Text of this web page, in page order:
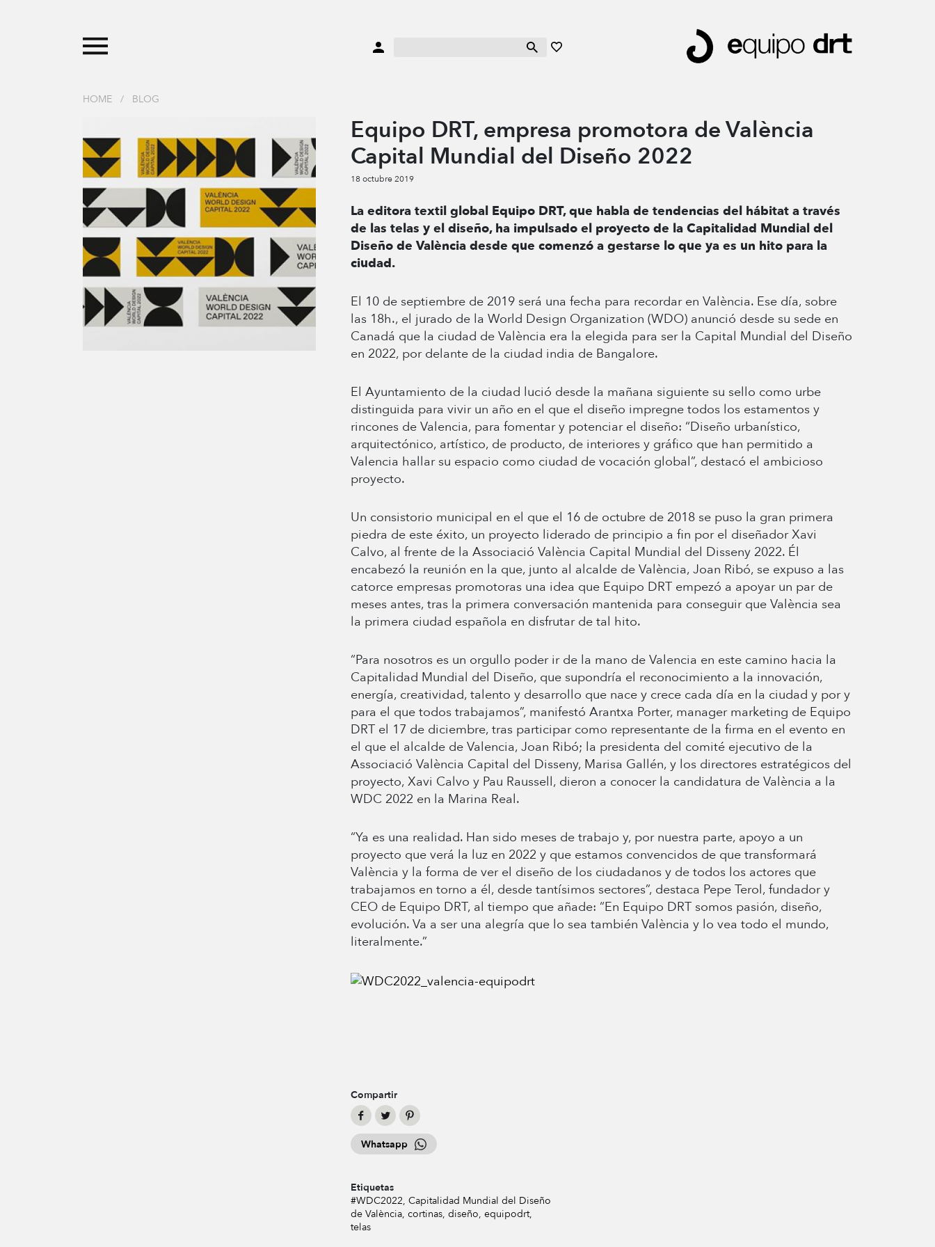
HOME / BLOG
Equipo DRT, empresa promotora de València
Capital Mundial del Diseño 2022
18 octubre 2019
La editora textil global Equipo DRT, que habla de tendencias del hábitat a través
de las telas y el diseño, ha impulsado el proyecto de la Capitalidad Mundial del
Diseño de València desde que comenzó a gestarse lo que ya es un hito para la
ciudad.
El 10 de septiembre de 2019 será una fecha para recordar en València. Ese día, sobre
las 18h., el jurado de la World Design Organization (WDO) anunció desde su sede en
Canadá que la ciudad de València era la elegida para ser la Capital Mundial del Diseño
en 2022, por delante de la ciudad india de Bangalore.
El Ayuntamiento de la ciudad lució desde la mañana siguiente su sello como urbe
distinguida para vivir un año en el que el diseño impregne todos los estamentos y
rincones de Valencia, para fomentar y potenciar el diseño: “Diseño urbanístico,
arquitectónico, artístico, de producto, de interiores y gráfico que han permitido a
Valencia hallar su espacio como ciudad de vocación global”, destacó el ambicioso
proyecto.
Un consistorio municipal en el que el 16 de octubre de 2018 se puso la gran primera
piedra de este éxito, un proyecto liderado de principio a fin por el diseñador Xavi
Calvo, al frente de la Associació València Capital Mundial del Disseny 2022. Él
encabezó la reunión en la que, junto al alcalde de València, Joan Ribó, se expuso a las
catorce empresas promotoras una idea que Equipo DRT empezó a apoyar un par de
meses antes, tras la primera conversación mantenida para conseguir que València sea
la primera ciudad española en disfrutar de tal hito.
“Para nosotros es un orgullo poder ir de la mano de Valencia en este camino hacia la
Capitalidad Mundial del Diseño, que supondría el reconocimiento a la innovación,
energía, creatividad, talento y desarrollo que nace y crece cada día en la ciudad y por y
para el que todos trabajamos”, manifestó Arantxa Porter, manager marketing de Equipo
DRT el 17 de diciembre, tras participar como representante de la firma en el evento en
el que el alcalde de Valencia, Joan Ribó; la presidenta del comité ejecutivo de la
Associació València Capital del Disseny, Marisa Gallén, y los directores estratégicos del
proyecto, Xavi Calvo y Pau Raussell, dieron a conocer la candidatura de València a la
WDC 2022 en la Marina Real.
“Ya es una realidad. Han sido meses de trabajo y, por nuestra parte, apoyo a un
proyecto que verá la luz en 2022 y que estamos convencidos de que transformará
València y la forma de ver el diseño de los ciudadanos y de todos los actores que
trabajamos en torno a él, desde tantísimos sectores”, destaca Pepe Terol, fundador y
CEO de Equipo DRT, al tiempo que añade: “En Equipo DRT somos pasión, diseño,
evolución. Va a ser una alegría que lo sea también València y lo vea todo el mundo,
literalmente.”
Compartir
Whatsapp
Etiquetas
#WDC2022 Capitalidad Mundial del Diseño
de València cortinas diseño equipodrt
telas